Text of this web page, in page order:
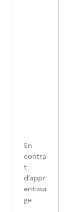
En
contra
t
d’appr
entissa
ge